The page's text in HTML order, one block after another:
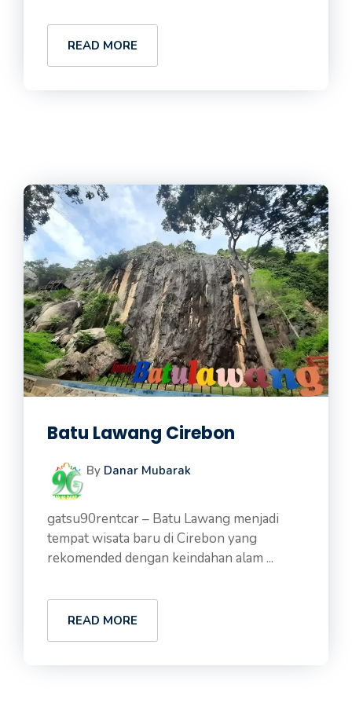
READ MORE
Batu Lawang Cirebon
By Danar Mubarak
gatsu90rentcar – Batu Lawang menjadi
tempat wisata baru di Cirebon yang
rekomended dengan keindahan alam ...
READ MORE